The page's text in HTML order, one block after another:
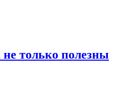
только полезны